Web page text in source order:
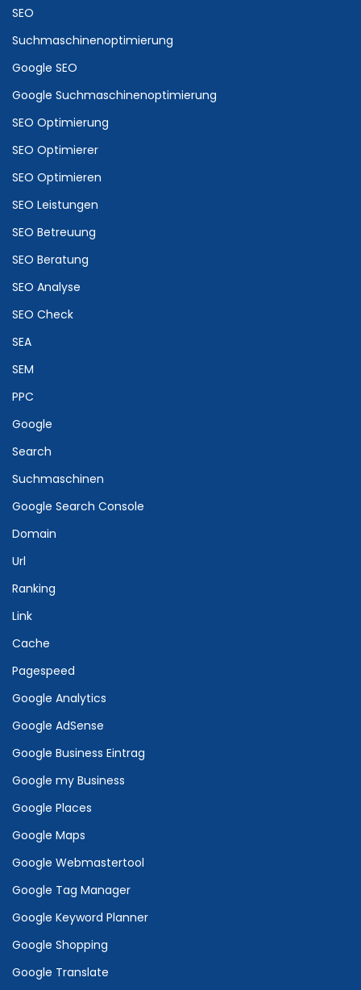
SEO
Suchmaschinenoptimierung
Google SEO
Google Suchmaschinenoptimierung
SEO Optimierung
SEO Optimierer
SEO Optimieren
SEO Leistungen
SEO Betreuung
SEO Beratung
SEO Analyse
SEO Check
SEA
SEM
PPC
Google
Search
Suchmaschinen
Google Search Console
Domain
Url
Ranking
Link
Cache
Pagespeed
Google Analytics
Google AdSense
Google Business Eintrag
Google my Business
Google Places
Google Maps
Google Webmastertool
Google Tag Manager
Google Keyword Planner
Google Shopping
Google Translate